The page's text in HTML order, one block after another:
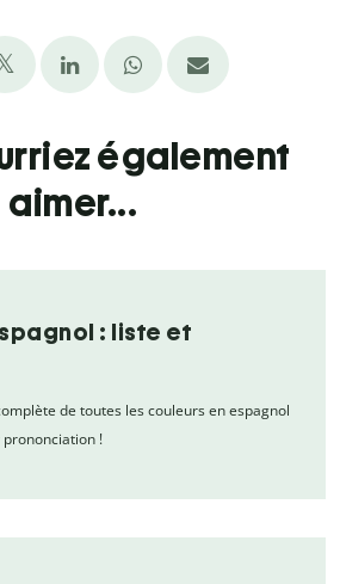
également
aimer...
: liste et
de toutes les couleurs en espagnol
!